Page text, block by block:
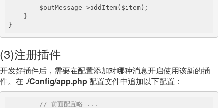
}
(3)注册插件
开发好插件后，需要在配置添加对哪种消息开启使用该新的插
件。在 ./Config/app.php配置文件中追加以下配置：
// 前面配置略 ...